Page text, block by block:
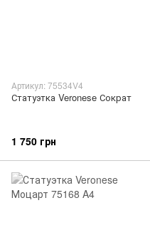
Артикул: 75534V4
Статуэтка Veronese Сократ
1 750 грн